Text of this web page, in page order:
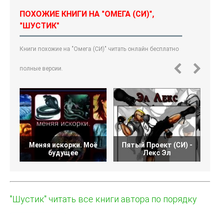
ПОХОЖИЕ КНИГИ НА "ОМЕГА (СИ)",
"ШУСТИК"
Книги похожие на "Омега (СИ)" читать онлайн бесплатно
полные версии.
Меняя искорки. Моё
будущее
Пятый Проект (СИ) -
Лекс Эл
"Шустик" читать все книги автора по порядку